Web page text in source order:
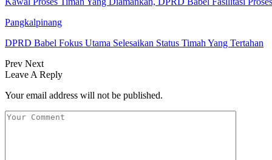
Pangkalpinang
DPRD Babel Fokus Utama Selesaikan Status Timah Yang Tertahan
Prev Next
Leave A Reply
Your email address will not be published.